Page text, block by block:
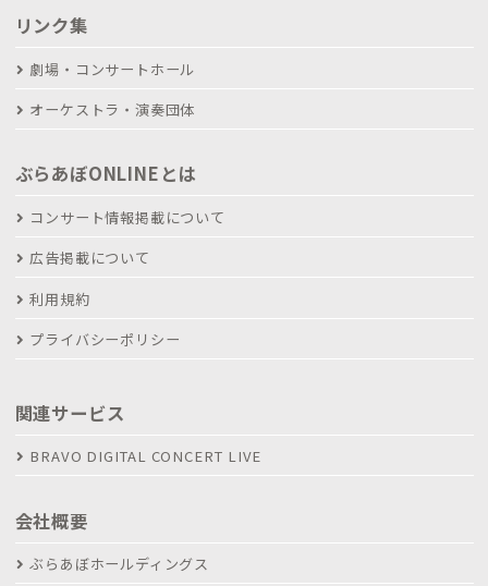
リンク集
劇場・コンサートホール
オーケストラ・演奏団体
ぶらあぼONLINEとは
コンサート情報掲載について
広告掲載について
利用規約
プライバシーポリシー
関連サービス
BRAVO DIGITAL CONCERT LIVE
会社概要
ぶらあぼホールディングス